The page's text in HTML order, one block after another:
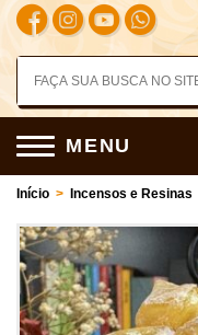
MENU
Início > Incensos e Resinas